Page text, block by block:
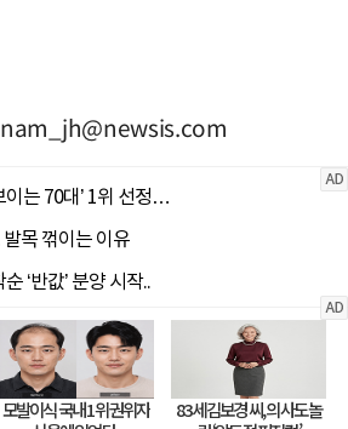
nam_jh@newsis.com